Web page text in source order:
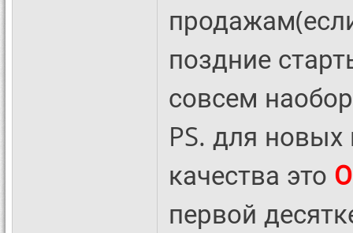
поздние
совсем
PS. для
качества это
первой